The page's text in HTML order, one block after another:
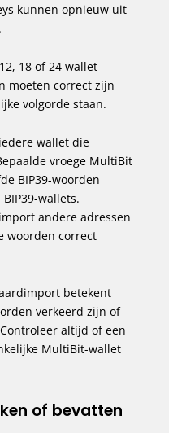
kunnen opnieuw uit
18 of 24 wallet
moeten correct zijn
volgorde staan.
wallet die
vroege MultiBit
BIP39-woorden
wallets.
andere adressen
woorden correct
betekent
verkeerd zijn of
altijd of een
MultiBit-wallet
of bevatten